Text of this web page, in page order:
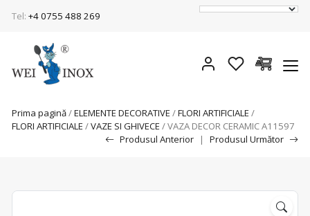
Tel: +4 0755 488 269
Prima pagină/ELEMENTE DECORATIVE /FLORI ARTIFICIALE /
FLORI ARTIFICIALE /VAZE SI GHIVECE / VAZA DECOR CERAMIC A11597
Produsul Anterior
| Produsul Următor